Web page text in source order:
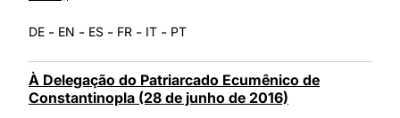
DE - EN - ES - FR - IT - PT
À Delegação do Patriarcado Ecumênico de
Constantinopla (28 de junho de 2016)